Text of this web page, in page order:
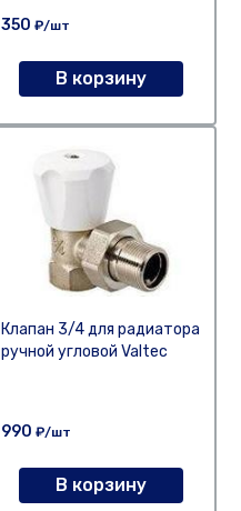
350 ₽/шт
В корзину
Клапан 3/4 для радиатора
ручной угловой Valtec
990 ₽/шт
В корзину